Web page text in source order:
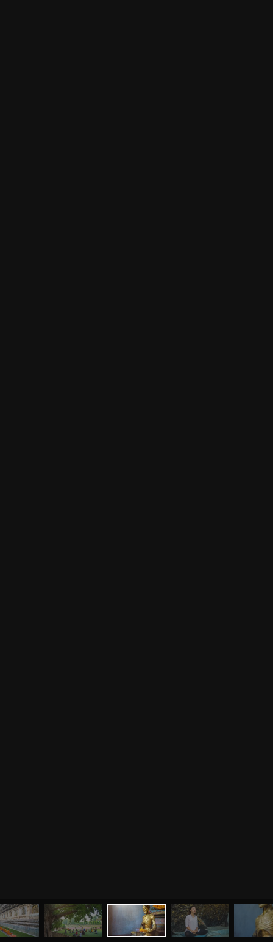
ЙОГА СЕМИНАРЫ МЕНЮ О НАС МАГАЗИН